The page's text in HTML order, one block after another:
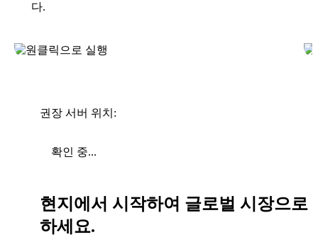
다.
권장 서버 위치:
확인 중...
현지에서 시작하여 글로벌 시장으로
하세요.